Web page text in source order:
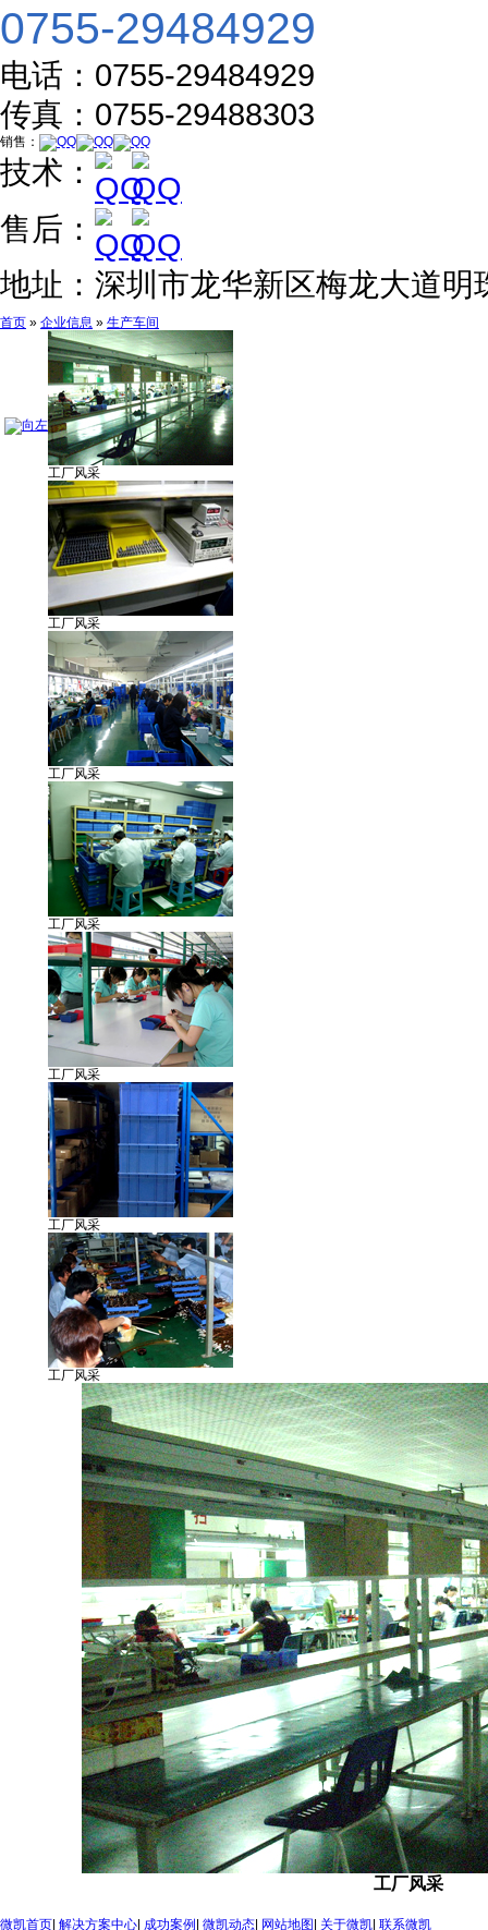
0755-29484929
电话： 0755-29484929
传真： 0755-29488303
销售：
技术：
售后：
地址： 深圳市龙华新区梅龙大道明
首页 » 企业信息 » 生产车间
工厂风采
工厂风采
工厂风采
工厂风采
工厂风采
工厂风采
工厂风采
工厂风采
微凯首页 解决方案中心 成功案例 微凯动态 网站地图 关于微凯 联系微凯